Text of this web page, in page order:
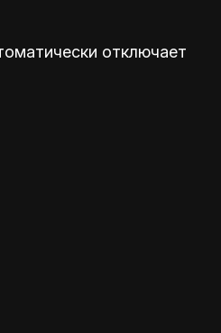
отключает